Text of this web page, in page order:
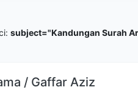
subject="Kandungan Surah
/ Gaffar Aziz